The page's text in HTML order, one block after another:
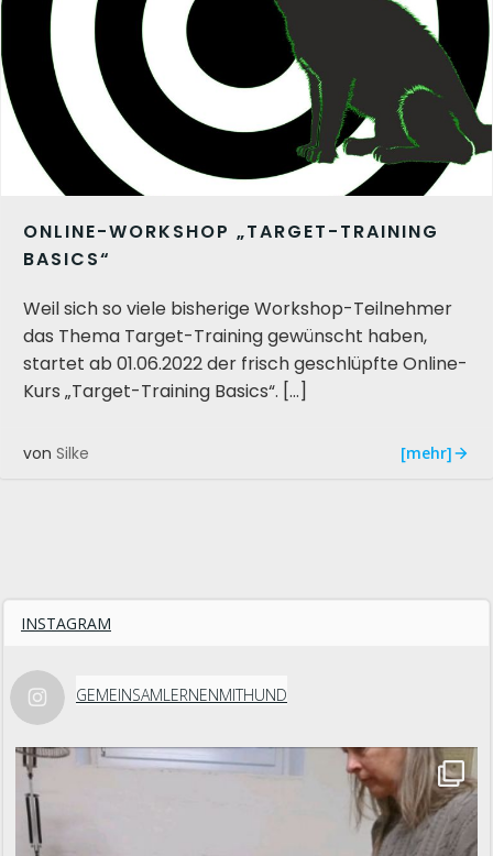
ONLINE-WORKSHOP „TARGET-TRAINING
BASICS“
Weil sich so viele bisherige Workshop-Teilnehmer
das Thema Target-Training gewünscht haben,
startet ab 01.06.2022 der frisch geschlüpfte Online-
Kurs „Target-Training Basics“. […]
von Silke [mehr]
INSTAGRAM
GEMEINSAMLERNENMITHUND